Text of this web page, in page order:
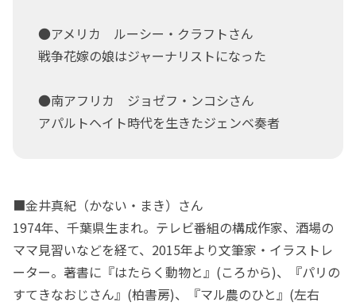
●アメリカ ルーシー・クラフトさん
戦争花嫁の娘はジャーナリストになった
●南アフリカ ジョゼフ・ンコシさん
アパルトヘイト時代を生きたジェンベ奏者
■金井真紀（かない・まき）さん
1974年、千葉県生まれ。テレビ番組の構成作家、酒場の
ママ見習いなどを経て、2015年より文筆家・イラストレ
ーター。著書に『はたらく動物と』(ころから)、『パリの
すてきなおじさん』(柏書房)、『マル農のひと』(左右